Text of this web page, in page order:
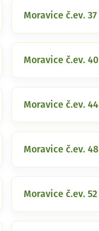
Moravice č.ev. 37
Moravice č.ev. 40
Moravice č.ev. 44
Moravice č.ev. 48
Moravice č.ev. 52